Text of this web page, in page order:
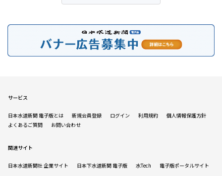
サービス
日本水道新聞 電子版とは 新規会員登録 ログイン 利用規約
個人情報保護方針
よくあるご質問
お問い合わせ
関連サイト
日本水道新聞社 企業サイト 日本下水道新聞 電子版 水Tech 電子版ポータルサイト